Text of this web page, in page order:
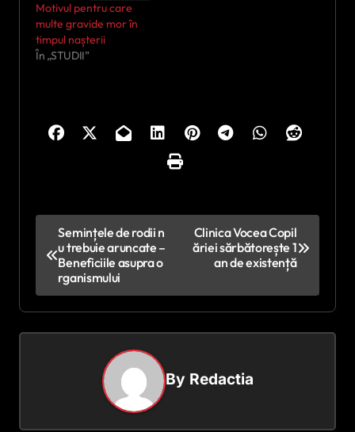
Motivul pentru care
multe gravide mor în
timpul nașterii
În „STUDII”
i
g
Semințele de rodii n
u trebuie aruncate –
Beneficiile asupra o
rganismului
Clinica Vocea Copil
ăriei sărbătorește 1
an de existență
By Redactia